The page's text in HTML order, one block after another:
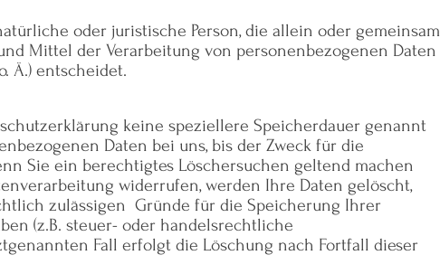
oder juristische Person, die allein oder gemeinsam
Mittel der Verarbeitung von personenbezogenen Daten
Ä.) entscheidet.
keine speziellere Speicherdauer genannt
Daten bei uns, bis der Zweck für die
Sie ein berechtigtes Löschersuchen geltend machen
widerrufen, werden Ihre Daten gelöscht,
zulässigen Gründe für die Speicherung Ihrer
(z.B. steuer- oder handelsrechtliche
Fall erfolgt die Löschung nach Fortfall dieser